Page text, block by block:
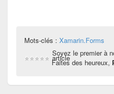
Mots-clés : Xamarin.Forms
Soyez le premier à
article
Faites des heureux,